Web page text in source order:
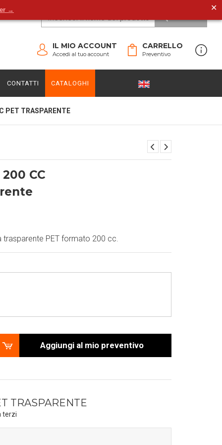
→ ✕
CARRELLO
Preventivo
IL MIO ACCOUNT
Accedi al tuo account
CONTATTI CATALOGHI
PET TRASPARENTE
200 CC
trasparente PET formato 200 cc.
Aggiungi al mio preventivo
TRASPARENTE
terzi